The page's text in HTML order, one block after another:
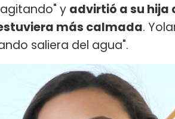
y advirtió a su hija
más calmada.
saliera del agua".